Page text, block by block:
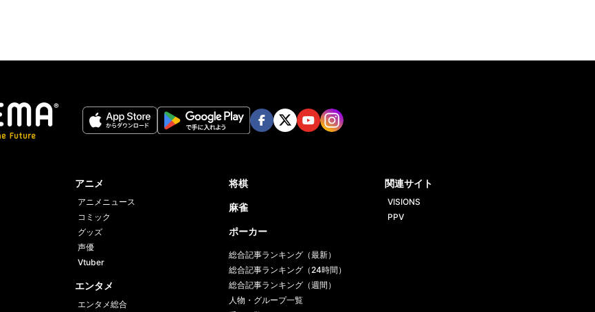
アニメ
アニメニュース
コミック
グッズ
声優
Vtuber
エンタメ
エンタメ総合
将棋
麻雀
ポーカー
総合記事ランキング（最新）
総合記事ランキング（24時間）
総合記事ランキング（週間）
人物・グループ一覧
関連サイト
VISIONS
PPV